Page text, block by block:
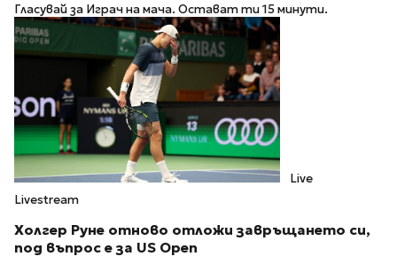
Гласувай за Играч на мача. Остават ти 15 минути.
Live
Livestream
Холгер Руне отново отложи завръщането си,
под въпрос е за US Open